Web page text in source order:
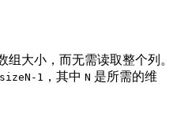
组大小，而无需读取整个列。
sizeN-1 ，其中 N 是所需的维